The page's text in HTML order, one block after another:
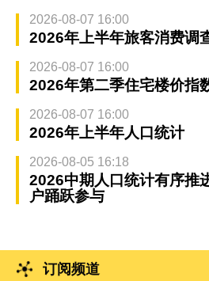
2026-08-07 16:00
2026年上半年旅客消费调
2026-08-07 16:00
2026年第二季住宅楼价指
2026-08-07 16:00
2026年上半年人口统计
2026-08-05 16:18
2026中期人口统计有序推
户踊跃参与
订阅频道